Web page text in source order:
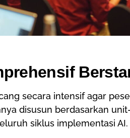
secara intensif agar
disusun berdasarkan
siklus implementasi AI.